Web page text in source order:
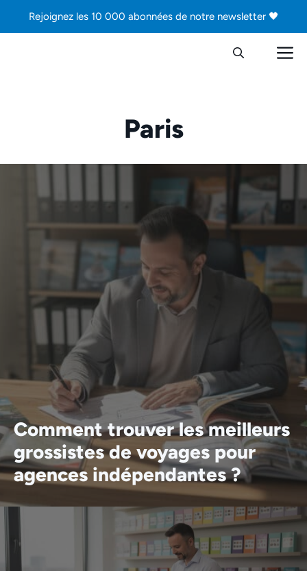
Rejoignez les 10 000 abonnées de notre newsletter 🖤
Paris
Comment trouver les meilleurs
grossistes de voyages pour
agences indépendantes ?